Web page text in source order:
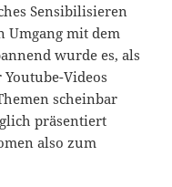
Sensibilisieren
Umgang mit dem
wurde es, als
Videos
scheinbar
präsentiert
also zum